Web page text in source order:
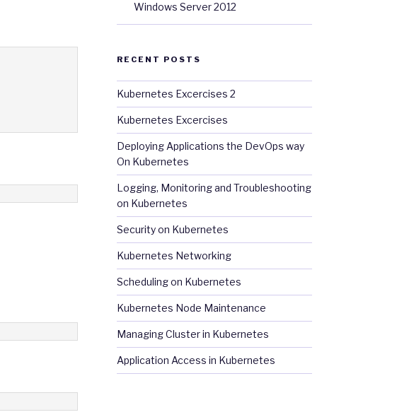
Windows Server 2012
RECENT POSTS
Kubernetes Excercises 2
Kubernetes Excercises
Deploying Applications the DevOps way
On Kubernetes
Logging, Monitoring and Troubleshooting
on Kubernetes
Security on Kubernetes
Kubernetes Networking
Scheduling on Kubernetes
Kubernetes Node Maintenance
Managing Cluster in Kubernetes
Application Access in Kubernetes